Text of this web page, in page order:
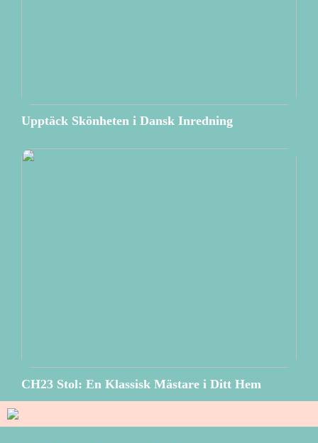
Upptäck Skönheten i Dansk Inredning
CH23 Stol: En Klassisk Mästare i Ditt Hem